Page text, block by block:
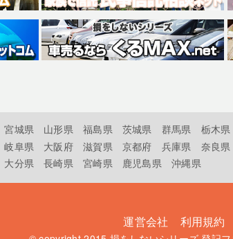
宮城県 山形県 福島県 茨城県 群馬県 栃木県
岐阜県 大阪府 滋賀県 京都府 兵庫県 奈良県
大分県 長崎県 宮崎県 鹿児島県 沖縄県
運営会社 利用規約